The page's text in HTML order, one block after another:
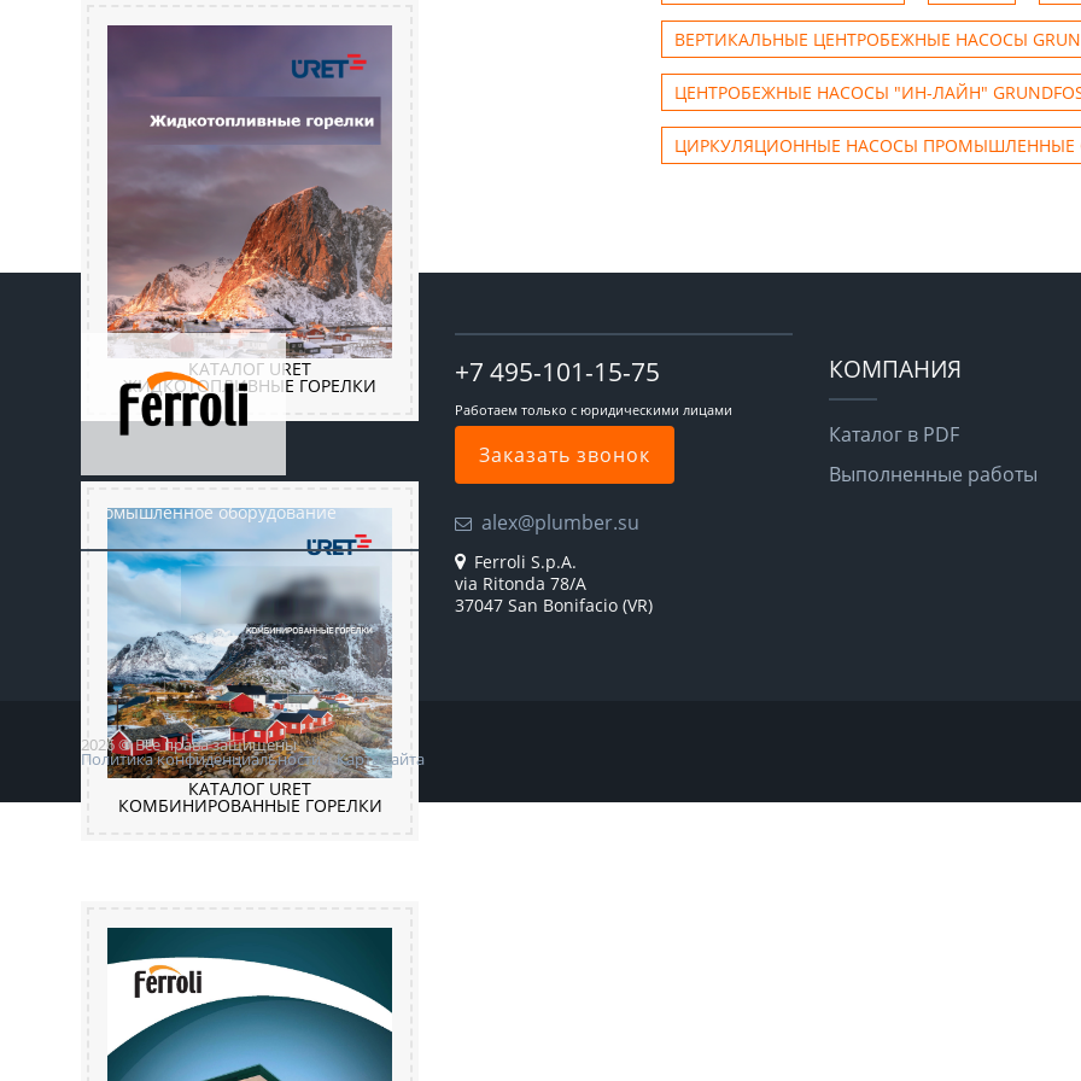
КАТАЛОГ URET
ЖИДКОТОПЛИВНЫЕ ГОРЕЛКИ
КАТАЛОГ URET
КОМБИНИРОВАННЫЕ ГОРЕЛКИ
ВЕРТИКАЛЬНЫЕ ЦЕНТРОБЕЖНЫЕ НАСОСЫ
ЦЕНТРОБЕЖНЫЕ НАСОСЫ "ИН-ЛАЙН"
ЦИРКУЛЯЦИОННЫЕ НАСОСЫ ПРОМЫШЛЕННЫЕ
Промышленное оборудование
+7 495-101-15-75
Работаем только с юридическими лицами
Заказать звонок
alex@plumber.su
Ferroli S.p.A.
via Ritonda 78/A
37047 San Bonifacio (VR)
КОМПАНИЯ
Каталог в PDF
Выполненные работы
2026 © Все права защищены
Политика конфиденциальности Карта сайта